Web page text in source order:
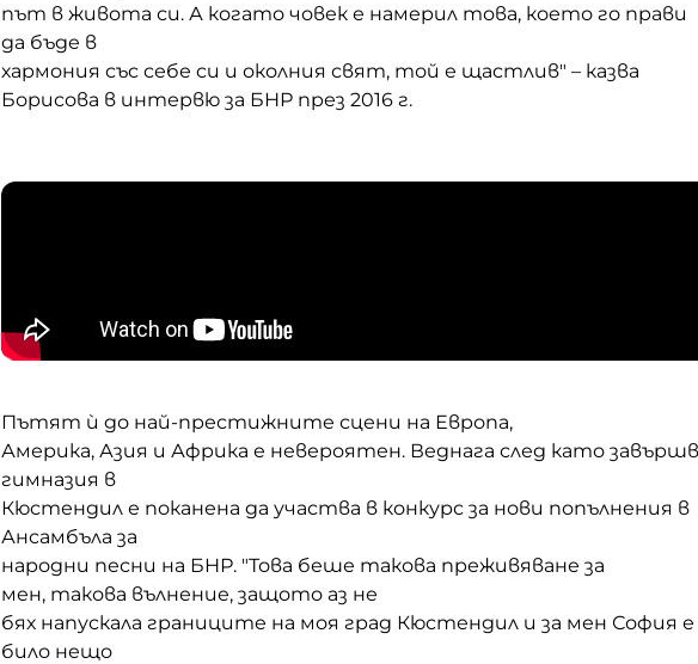
път в живота си. А когато човек е намерил това, което го прави
да бъде в
хармония със себе си и околния свят, той е щастлив" – казва
Борисова в интервю за БНР през 2016 г.
Пътят ѝ до най-престижните сцени на Европа,
Америка, Азия и Африка е невероятен. Веднага след като
гимназия в
Кюстендил е поканена да участва в конкурс за нови попълнения в
Ансамбъла за
народни песни на БНР. "Това беше такова преживяване за
мен, такова вълнение, защото аз не
бях напускала границите на моя град Кюстендил и за мен София е
било нещо